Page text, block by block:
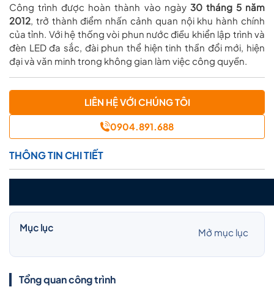
Công trình được hoàn thành vào ngày 30 tháng 5 năm
2012 , trở thành điểm nhấn cảnh quan nội khu hành chính
của tỉnh. Với hệ thống vòi phun nước điều khiển lập trình và
đèn LED đa sắc, đài phun thể hiện tinh thần đổi mới, hiện
đại và văn minh trong không gian làm việc công quyền.
LIÊN HỆ VỚI CHÚNG TÔI
0904.891.688
THÔNG TIN CHI TIẾT
Mục lục Mở mục lục
Tổng quan công trình